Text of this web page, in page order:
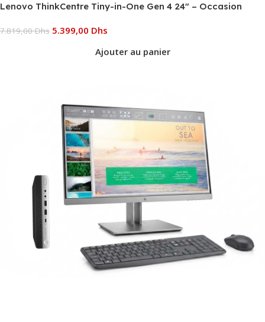
Lenovo ThinkCentre Tiny-in-One Gen 4 24″ – Occasion
7.819,00Dhs 5.399,00 Dhs
Ajouter au panier